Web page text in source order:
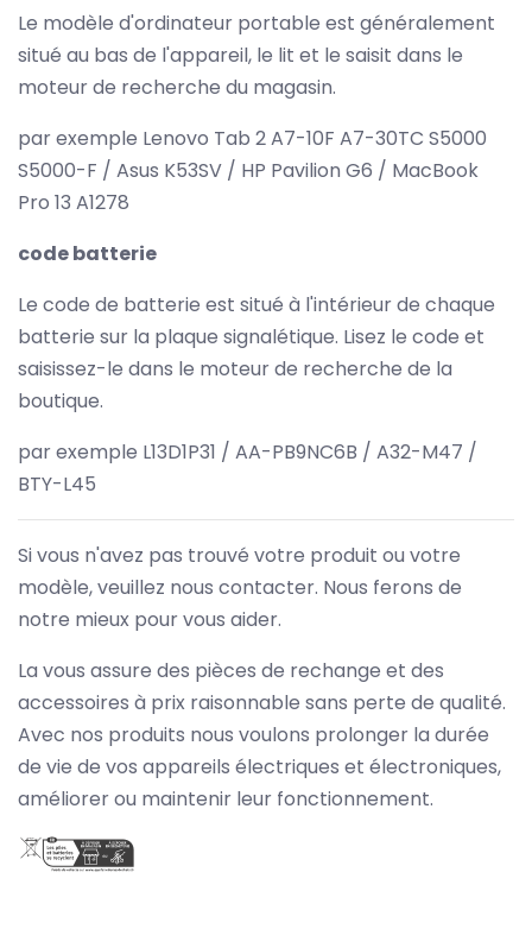
Le modèle d'ordinateur portable est généralement
situé au bas de l'appareil, le lit et le saisit dans le
moteur de recherche du magasin.
par exemple Lenovo Tab 2 A7-10F A7-30TC S5000
S5000-F / Asus K53SV / HP Pavilion G6 / MacBook
Pro 13 A1278
code batterie
Le code de batterie est situé à l'intérieur de chaque
batterie sur la plaque signalétique. Lisez le code et
saisissez-le dans le moteur de recherche de la
boutique.
par exemple L13D1P31 / AA-PB9NC6B / A32-M47 /
BTY-L45
Si vous n'avez pas trouvé votre produit ou votre
modèle, veuillez nous contacter. Nous ferons de
notre mieux pour vous aider.
La vous assure des pièces de rechange et des
accessoires à prix raisonnable sans perte de qualité.
Avec nos produits nous voulons prolonger la durée
de vie de vos appareils électriques et électroniques,
améliorer ou maintenir leur fonctionnement.